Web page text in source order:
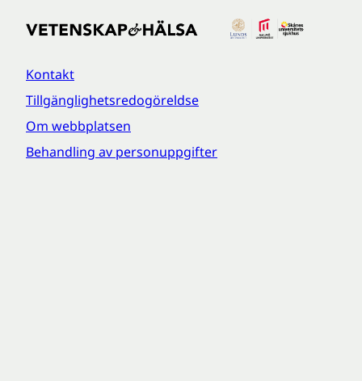
Kontakt
Tillgänglighetsredogöreldse
Om webbplatsen
Behandling av personuppgifter